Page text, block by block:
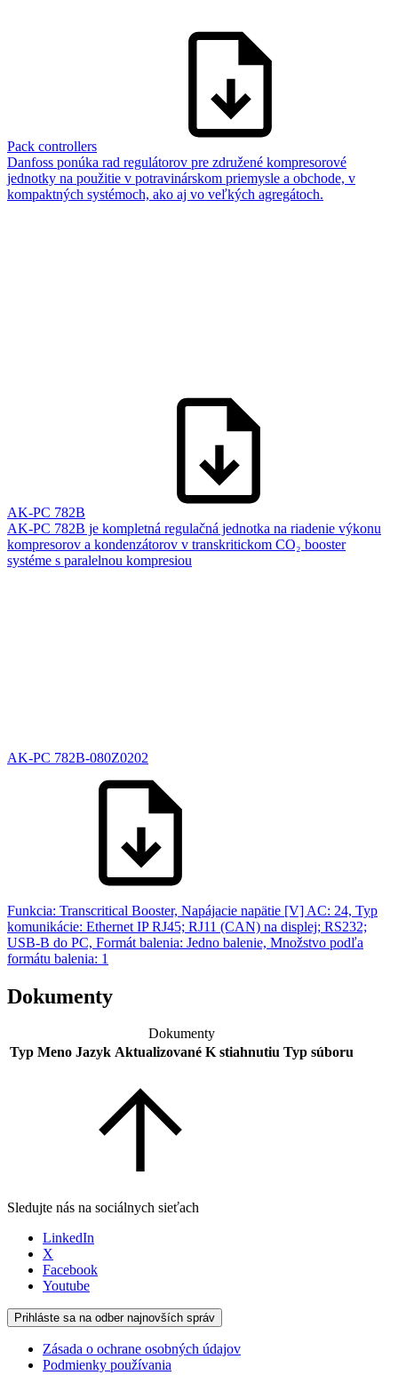
Pack controllers
Danfoss ponúka rad regulátorov pre združené kompresorové
jednotky na použitie v potravinárskom priemysle a obchode, v
kompaktných systémoch, ako aj vo veľkých agregátoch.
AK-PC 782B
AK-PC 782B je kompletná regulačná jednotka na riadenie výkonu
kompresorov a kondenzátorov v transkritickom CO₂ booster
systéme s paralelnou kompresiou
AK-PC 782B-080Z0202
Funkcia: Transcritical Booster, Napájacie napätie [V] AC: 24, Typ
komunikácie: Ethernet IP RJ45; RJ11 (CAN) na displej; RS232;
USB-B do PC, Formát balenia: Jedno balenie, Množstvo podľa
formátu balenia: 1
Dokumenty
Dokumenty
Typ Meno Jazyk Aktualizované K stiahnutiu Typ súboru
Sledujte nás na sociálnych sieťach
LinkedIn
X
Facebook
Youtube
Prihláste sa na odber najnovších správ
Zásada o ochrane osobných údajov
Podmienky používania